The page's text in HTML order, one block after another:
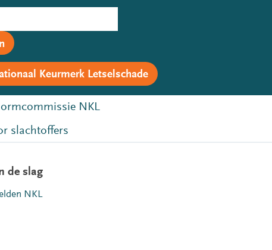
Keurmerk Letselschade
NKL
slachtoffers
de slag
NKL